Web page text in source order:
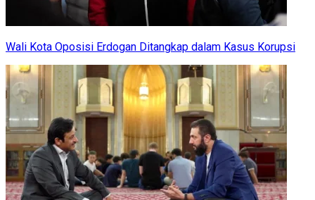
Wali Kota Oposisi Erdogan Ditangkap dalam Kasus Korupsi